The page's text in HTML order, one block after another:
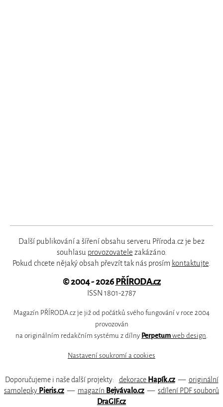
Další publikování a šíření obsahu serveru Příroda.cz je bez
souhlasu provozovatele zakázáno.
Pokud chcete nějaký obsah převzít tak nás prosím kontaktujte
© 2004 - 2026PŘÍRODA.cz
ISSN 1801-2787
Magazín PŘÍRODA.cz je již od počátků svého fungování v roce 2004
provozován
na originálním redakčním systému z dílny Perpetum web design.
Nastavení soukromí a cookies
Doporučujeme i naše další projekty: dekorace Hapík.cz— originální
samolepky Pieris.cz — magazín Bejvávalo.cz — sdílení PDF souborů
DraGIF.cz